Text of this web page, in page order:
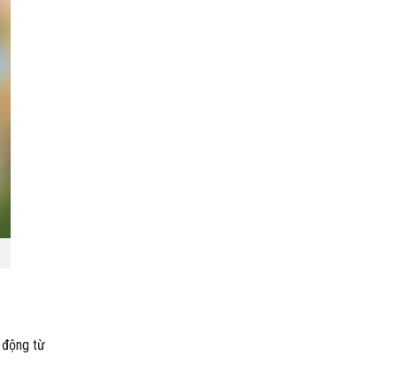
động từ